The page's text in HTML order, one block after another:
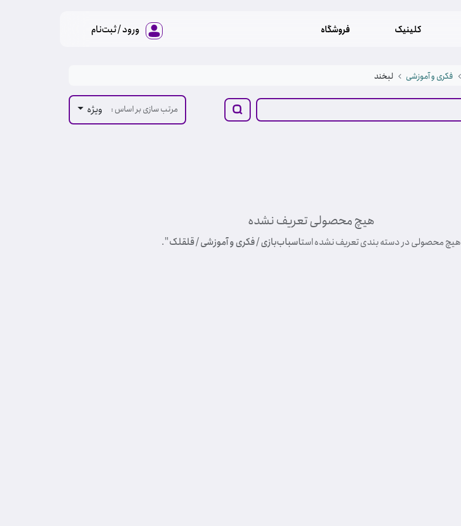
کلینیک فروشگاه ورود / ثبت‌نام
فکری و آموزشی لبخند
مرتب سازی بر اساس : ویژه
هیچ محصولی تعریف نشده
هیچ محصولی در دسته بندی تعریف نشده استاسباب‌بازی / فکری و آموزشی / قلقلک".